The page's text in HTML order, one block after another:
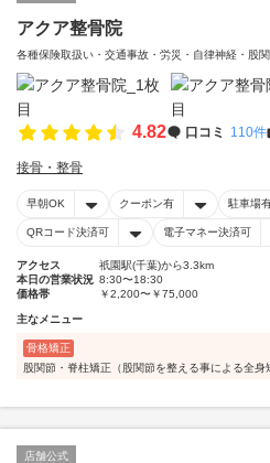
アクア整骨院
各種保険取扱い・交通事故・労災・自律神経・股
4.82 口コミ 110件
接骨・整骨
早朝OK クーポン有 駐車場
QRコード決済可 電子マネー決済可
アクセス
祇園駅(千葉)から3.3km
本日の営業状況 8:30〜18:30
価格帯
￥2,200〜￥75,000
主なメニュー
骨格矯正
股関節・脊柱矯正（股関節を整える事による全身
店舗公式